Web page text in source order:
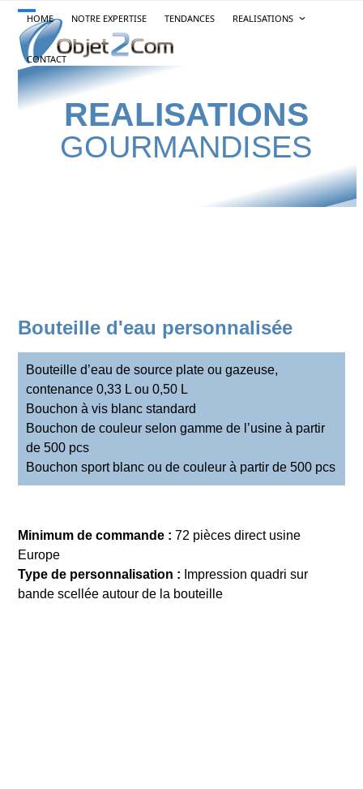
Skip
content
HOME NOTRE EXPERTISE TENDANCES REALISATIONS
CONTACT
Open
mobile
menu
Close
mobile
menu
REALISATIONS
GOURMANDISES
Bouteille d'eau personnalisée
Bouteille d’eau de source plate ou gazeuse,
contenance 0,33 L ou 0,50 L
Bouchon à vis blanc standard
Bouchon de couleur selon gamme de l’usine à partir
de 500 pcs
Bouchon sport blanc ou de couleur à partir de 500 pcs
Minimum de commande : 72 pièces direct usine
Europe
Type de personnalisation : Impression quadri sur
bande scellée autour de la bouteille